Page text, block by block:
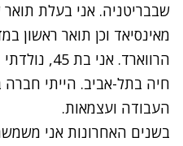
שבבריטניה. אני בעלת
מאינסיאד וכן תואר ראשון
הרווארד.
העבודה ועצמאות.
בשנים האחרונות אני